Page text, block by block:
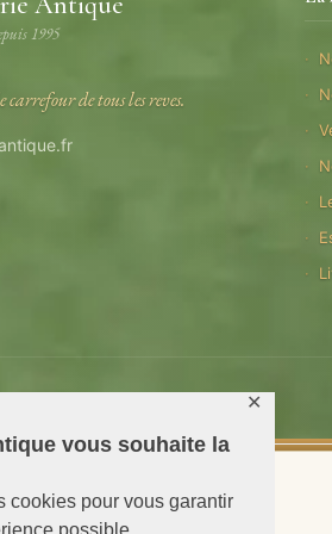
vous souhaite la
cookies pour vous garantir
possible.
✕
1995
de tous les reves.
— Tous droits reserves